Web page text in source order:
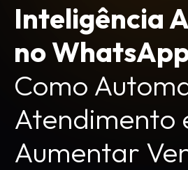
Inteligência
no
Como
Atendimento
Aumentar